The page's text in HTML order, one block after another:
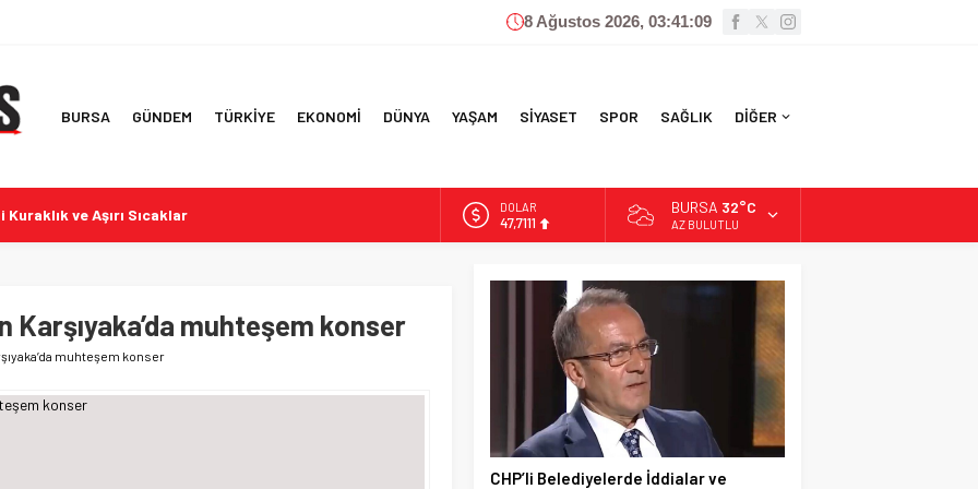
8 Ağustos 2026, 03:41:10
BURSA GÜNDEM TÜRKİYE EKONOMİ DÜNYA YAŞAM SİYASET SPOR SAĞLIK DİĞER
ve Aşırı Sıcaklar
Ülke ve İlk 6 Aylık Ticaret Rakamları
İddialar ve Tepkiler
Yolsuzluk Operasyonu
DOLAR
47,7111
55,1881
BURSA 32°C
AZ BULUTLU
Karşıyaka’da muhteşem konser
muhteşem konser
CHP’li Belediyelerde İddialar ve